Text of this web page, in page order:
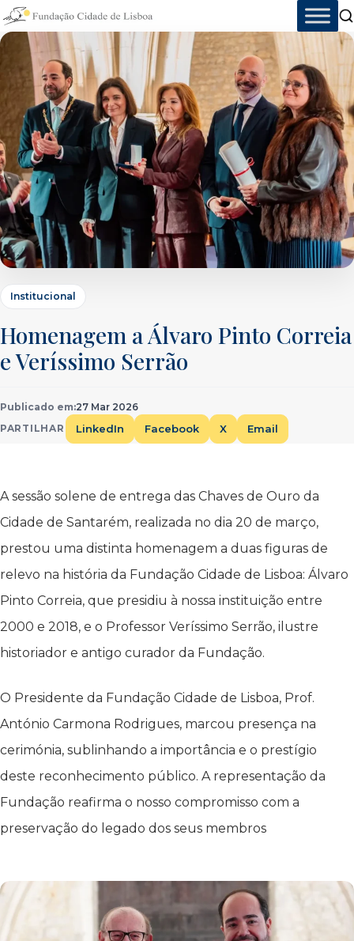
Skip
to
content
Institucional
Homenagem a Álvaro Pinto Correia
e Veríssimo Serrão
Publicado em:27 Mar 2026
PARTILHAR
LinkedIn Facebook X Email
A sessão solene de entrega das Chaves de Ouro da
Cidade de Santarém, realizada no dia 20 de março,
prestou uma distinta homenagem a duas figuras de
relevo na história da Fundação Cidade de Lisboa: Álvaro
Pinto Correia, que presidiu à nossa instituição entre
2000 e 2018, e o Professor Veríssimo Serrão, ilustre
historiador e antigo curador da Fundação.
O Presidente da Fundação Cidade de Lisboa, Prof.
António Carmona Rodrigues, marcou presença na
cerimónia, sublinhando a importância e o prestígio
deste reconhecimento público. A representação da
Fundação reafirma o nosso compromisso com a
preservação do legado dos seus membros